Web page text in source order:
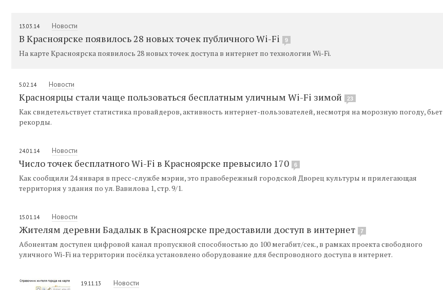
13.03.14 Новости
В Красноярске появилось 28 новых точек публичного Wi-Fi 9
На карте Красноярска появилось 28 новых точек доступа в интернет по технологии Wi-Fi.
5.02.14 Новости
Красноярцы стали чаще пользоваться бесплатным уличным Wi-Fi зимой 23
Как свидетельствует статистика провайдеров, активность интернет-пользователей, несмотря на морозную погоду, бьет
рекорды.
24.01.14 Новости
Число точек бесплатного Wi-Fi в Красноярске превысило 170 6
Как сообщили 24 января в пресс-службе мэрии, это правобережный городской Дворец культуры и прилегающая
территория у здания по ул. Вавилова 1, стр. 9/1.
15.01.14 Новости
Жителям деревни Бадалык в Красноярске предоставили доступ в интернет 7
Абонентам доступен цифровой канал пропускной способностью до 100 мегабит/сек., в рамках проекта свободного
уличного Wi-Fi на территории посёлка установлено оборудование для беспроводного доступа в интернет.
19.11.13 Новости